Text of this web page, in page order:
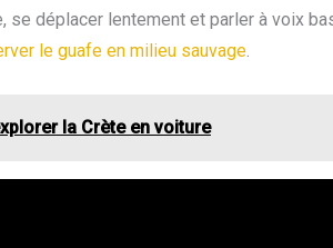
se déplacer lentement et parler à voix
le guafe en milieu sauvage
la Crète en voiture